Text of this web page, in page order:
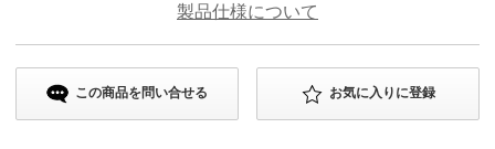
製品仕様について
この商品を問い合せる お気に入りに登録